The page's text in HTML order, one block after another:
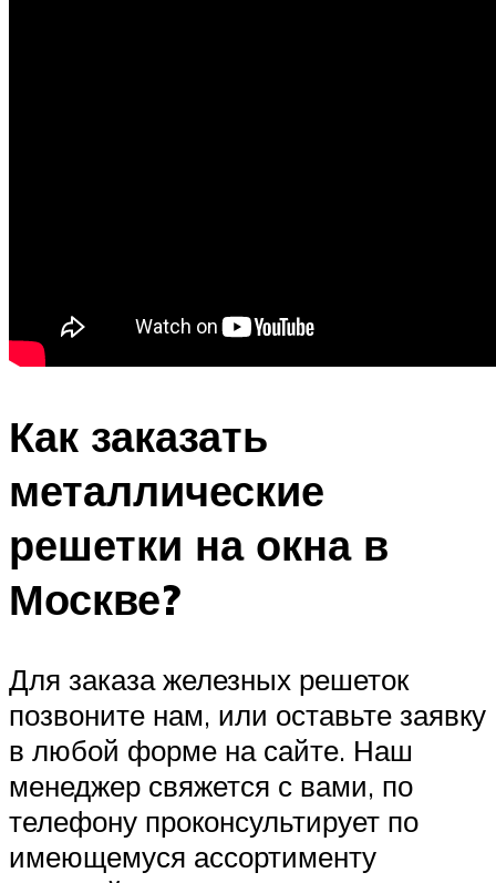
Как заказать
металлические
решетки на окна в
Москве?
Для заказа железных решеток
позвоните нам, или оставьте заявку
в любой форме на сайте. Наш
менеджер свяжется с вами, по
телефону проконсультирует по
имеющемуся ассортименту